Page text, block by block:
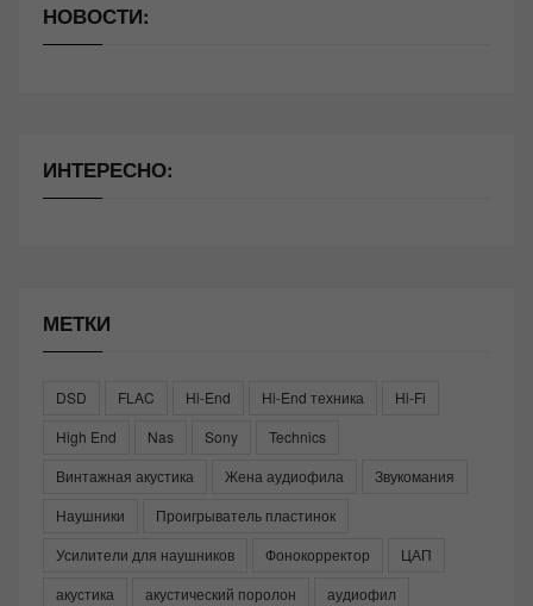
НОВОСТИ:
ИНТЕРЕСНО:
МЕТКИ
DSD FLAC Hi-End Hi-End техника
Hi-Fi
High End
Nas Sony
Technics
Винтажная акустика
Жена аудиофила
Звукомания
Наушники
Проигрыватель пластинок
Усилители для наушников
Фонокорректор
ЦАП
акустика
акустический поролон
аудиофил